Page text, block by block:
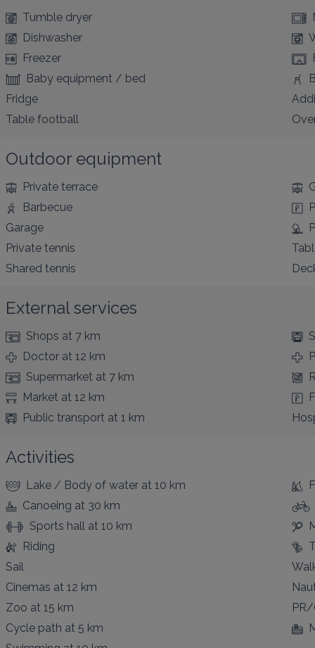
Tumble dryer
Dishwasher
Freezer
Baby equipment / bed
Fridge
Table football
Outdoor equipment
Private terrace
Barbecue
Garage
Private tennis
Shared tennis
External services
Shops at 7 km
Doctor at 12 km
Supermarket at 7 km
Market at 12 km
Public transport at 1 km
Activities
Lake / Body of water at 10 km
Canoeing at 30 km
Sports hall at 10 km
Riding
Sail
Cinemas at 12 km
Zoo at 15 km
Cycle path at 5 km